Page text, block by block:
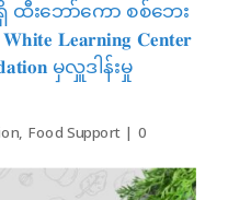
ထီးဘော်ကော စစ်ဘေး
𝐋𝐞𝐚𝐫𝐧𝐢𝐧𝐠 𝐂𝐞𝐧𝐭𝐞𝐫
မှလှူဒါန်းမှု
, Food Support | 0